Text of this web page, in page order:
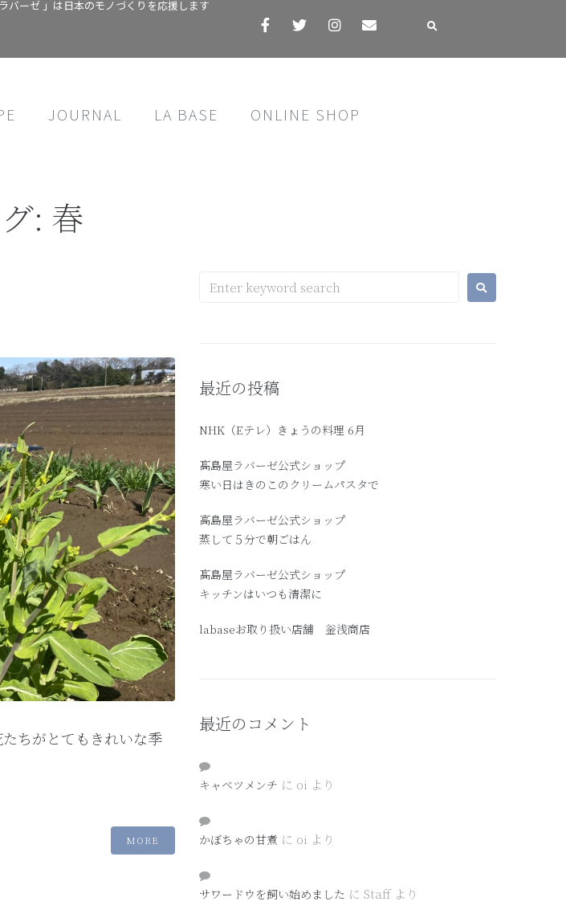
バーゼ 」は日本のモノづくりを応援します
JOURNAL LA BASE ONLINE SHOP
: 春
ちがとてもきれいな季
MORE
最近の投稿
NHK（Eテレ）きょうの料理 6月
髙島屋ラバーゼ公式ショップ
寒い日はきのこのクリームパスタで
高島屋ラバーゼ公式ショップ
蒸して５分で朝ごはん
髙島屋ラバーゼ公式ショップ
キッチンはいつも清潔に
labaseお取り扱い店舗 釡浅商店
最近のコメント
キャベツメンチ に oi より
かぼちゃの甘煮 に oi より
サワードウを飼い始めました に Staffより